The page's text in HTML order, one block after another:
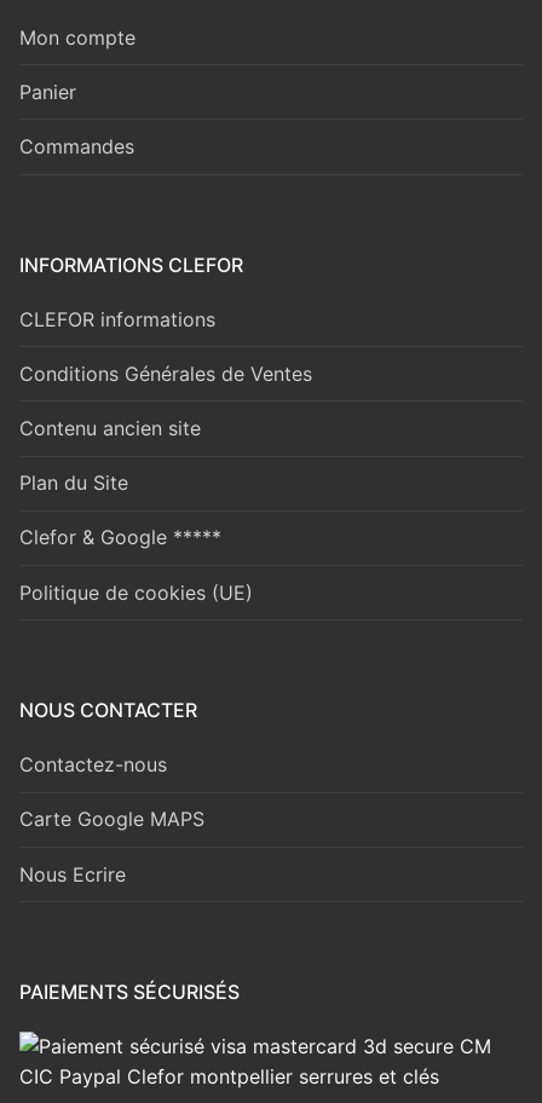
Mon compte
Panier
Commandes
INFORMATIONS CLEFOR
CLEFOR informations
Conditions Générales de Ventes
Contenu ancien site
Plan du Site
Clefor & Google *****
Politique de cookies (UE)
NOUS CONTACTER
Contactez-nous
Carte Google MAPS
Nous Ecrire
PAIEMENTS SÉCURISÉS